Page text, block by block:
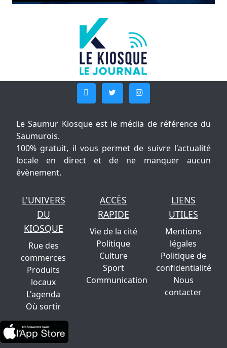
Le Saumur Kiosque est le média de référence du
Saumurois.
100% gratuit, il vous permet de suivre l'actualité
locale en direct et de ne manquer aucun
évènement.
L'UNIVERS
DU
KIOSQUE
Rue des
commerces
Produits
locaux
L'agenda
Où sortir
ACCÈS
RAPIDE
Vie de la cité
Politique
Culture
Sport
Communication
LIENS
UTILES
Mentions
légales
Politique de
confidentialité
Nous
contacter